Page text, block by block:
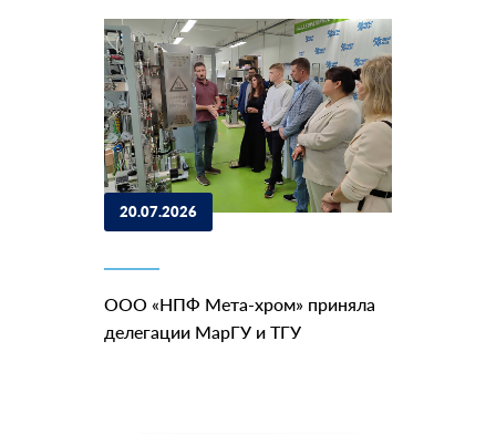
20.07.2026
ООО «НПФ Мета-хром» приняла
делегации МарГУ и ТГУ